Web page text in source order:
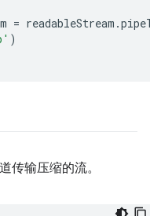
= readableStream .
)
传输压缩的流。